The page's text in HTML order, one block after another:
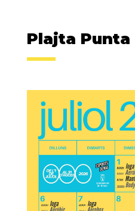
Plajta Punta